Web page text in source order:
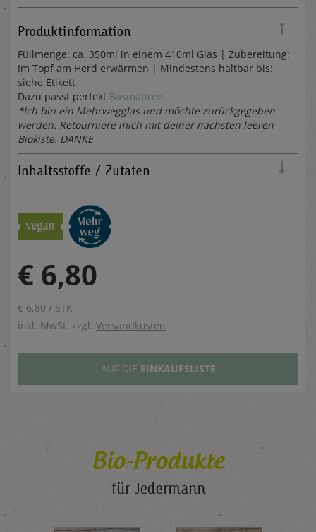
Produktinformation
Füllmenge: ca. 350ml in einem 410ml Glas | Zubereitung:
Im Topf am Herd erwärmen | Mindestens haltbar bis:
siehe Etikett
Dazu passt perfekt Basmatireis.
*Ich bin ein Mehrwegglas und möchte zurückgegeben
werden. Retourniere mich mit deiner nächsten leeren
Biokiste. DANKE
Inhaltsstoffe / Zutaten
€ 6,80
€ 6,80 / STK
inkl. MwSt. zzgl. Versandkosten
AUF DIE EINKAUFSLISTE
Bio-Produkte
für Jedermann